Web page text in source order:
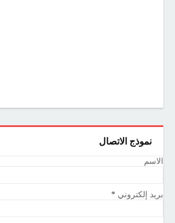
نموذج الاتصال
الاسم
بريد إلكتروني *